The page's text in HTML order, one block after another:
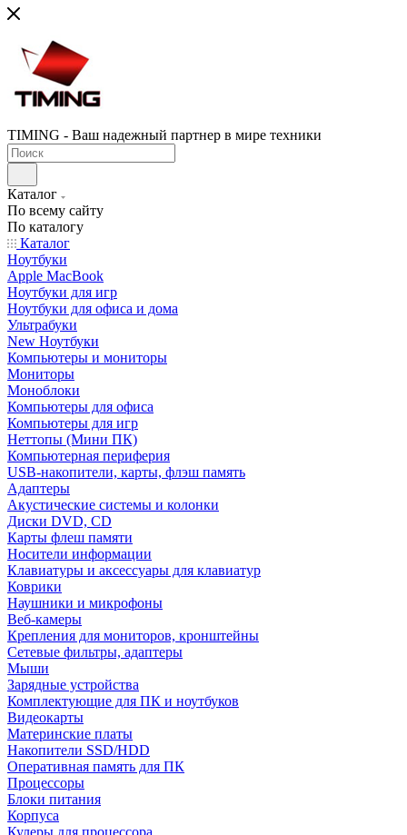
TIMING - Ваш надежный партнер в мире техники
Каталог
По всему сайту
По каталогу
Каталог
Ноутбуки
Apple MacBook
Ноутбуки для игр
Ноутбуки для офиса и дома
Ультрабуки
New Ноутбуки
Компьютеры и мониторы
Мониторы
Моноблоки
Компьютеры для офиса
Компьютеры для игр
Неттопы (Мини ПК)
Компьютерная периферия
USB-накопители, карты, флэш память
Адаптеры
Акустические системы и колонки
Диски DVD, CD
Карты флеш памяти
Носители информации
Клавиатуры и аксессуары для клавиатур
Коврики
Наушники и микрофоны
Веб-камеры
Крепления для мониторов, кронштейны
Сетевые фильтры, адаптеры
Мыши
Зарядные устройства
Комплектующие для ПК и ноутбуков
Видеокарты
Материнские платы
Накопители SSD/HDD
Оперативная память для ПК
Процессоры
Блоки питания
Корпуса
Кулеры для процессора